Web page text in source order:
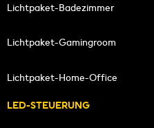
Lichtpaket-Badezimmer
Lichtpaket-Gamingroom
Lichtpaket-Home-Office
LED-STEUERUNG